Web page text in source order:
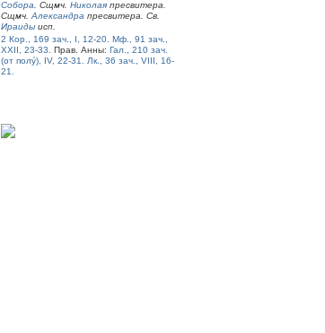
Собора . Сщмч. Николая пресвитера.
Сщмч. Александра пресвитера. Св.
Ираиды исп.
2 Кор., 169 зач., I, 12-20. Мф., 91 зач.,
XXII, 23-33.
Прав. Анны: Гал., 210 зач.
(от полу́), IV, 22-31.
Лк., 36 зач., VIII, 16-
21.